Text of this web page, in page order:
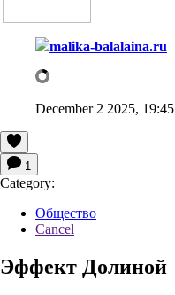
malika-balalaina.ru
December 2 2025, 19:45
1
Category:
Общество
Cancel
Эффект Долиной